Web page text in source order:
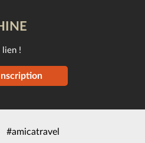
lien !
#amicatravel